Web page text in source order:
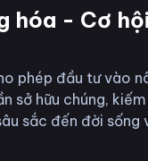
hóa - Cơ
phép đầu tư vào
sở hữu chúng,
sắc đến đời sống